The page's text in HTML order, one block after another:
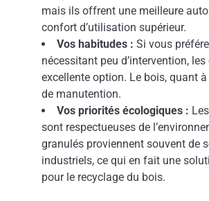
mais ils offrent une meilleure
confort d’utilisation supérieur.
Vos habitudes : Si vous
nécessitant peu d’intervention,
excellente option. Le bois, quant
de manutention.
Vos priorités écologiques :
sont respectueuses de
granulés proviennent souvent de
industriels, ce qui en fait une
pour le recyclage du bois.